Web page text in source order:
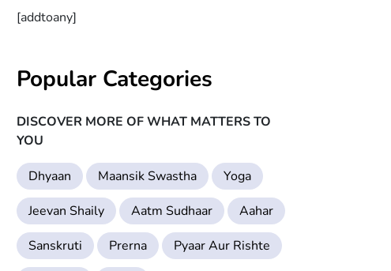
[addtoany]
Popular Categories
DISCOVER MORE OF WHAT MATTERS TO
YOU
Dhyaan Maansik Swastha
Yoga
Jeevan Shaily
Aatm Sudhaar
Aahar
Sanskruti
Prerna
Pyaar Aur Rishte